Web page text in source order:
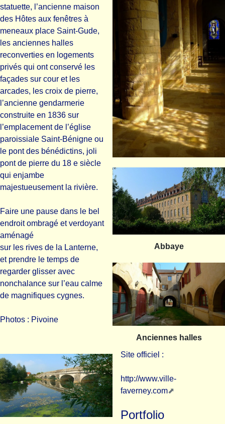
Abbaye
Anciennes halles
statuette, l’ancienne maison
des Hôtes aux fenêtres à
meneaux place Saint-Gude,
les anciennes halles
reconverties en logements
privés qui ont conservé les
façades sur cour et les
arcades, les croix de pierre,
l’ancienne gendarmerie
construite en 1836 sur
l’emplacement de l’église
paroissiale Saint-Bénigne ou
le pont des bénédictins, joli
pont de pierre du 18 e siècle
qui enjambe
majestueusement la rivière.
Faire une pause dans le bel
endroit ombragé et verdoyant
aménagé
sur les rives de la Lanterne,
et prendre le temps de
regarder glisser avec
nonchalance sur l’eau calme
de magnifiques cygnes.
Photos : Pivoine
Site officiel :
http://www.ville-
faverney.com
Portfolio